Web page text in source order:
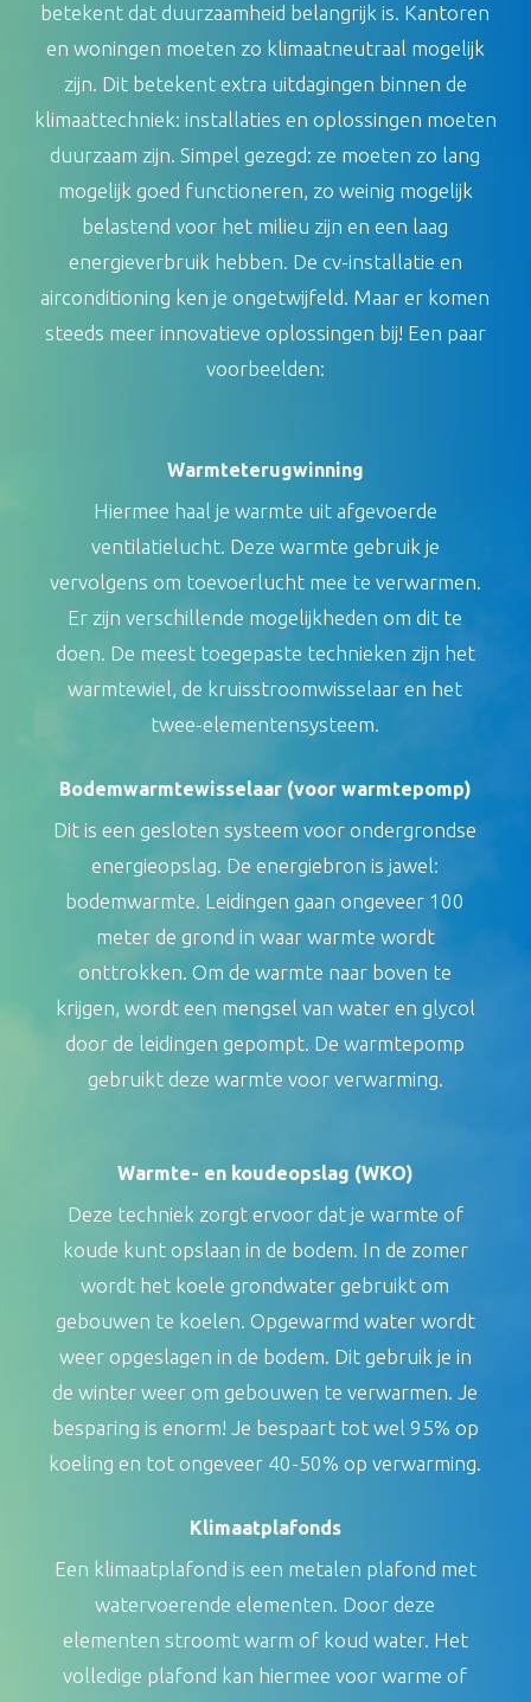
betekent dat duurzaamheid belangrijk is. Kantoren
en woningen moeten zo klimaatneutraal mogelijk
zijn. Dit betekent extra uitdagingen binnen de
klimaattechniek: installaties en oplossingen moeten
duurzaam zijn. Simpel gezegd: ze moeten zo lang
mogelijk goed functioneren, zo weinig mogelijk
belastend voor het milieu zijn en een laag
energieverbruik hebben. De cv-installatie en
airconditioning ken je ongetwijfeld. Maar er komen
steeds meer innovatieve oplossingen bij! Een paar
voorbeelden:
Warmteterugwinning
Hiermee haal je warmte uit afgevoerde
ventilatielucht. Deze warmte gebruik je
vervolgens om toevoerlucht mee te verwarmen.
Er zijn verschillende mogelijkheden om dit te
doen. De meest toegepaste technieken zijn het
warmtewiel, de kruisstroomwisselaar en het
twee-elementensysteem.
Bodemwarmtewisselaar (voor warmtepomp)
Dit is een gesloten systeem voor ondergrondse
energieopslag. De energiebron is jawel:
bodemwarmte. Leidingen gaan ongeveer 100
meter de grond in waar warmte wordt
onttrokken. Om de warmte naar boven te
krijgen, wordt een mengsel van water en glycol
door de leidingen gepompt. De warmtepomp
gebruikt deze warmte voor verwarming.
Warmte- en koudeopslag (WKO)
Deze techniek zorgt ervoor dat je warmte of
koude kunt opslaan in de bodem. In de zomer
wordt het koele grondwater gebruikt om
gebouwen te koelen. Opgewarmd water wordt
weer opgeslagen in de bodem. Dit gebruik je in
de winter weer om gebouwen te verwarmen. Je
besparing is enorm! Je bespaart tot wel 95% op
koeling en tot ongeveer 40-50% op verwarming.
Klimaatplafonds
Een klimaatplafond is een metalen plafond met
watervoerende elementen. Door deze
elementen stroomt warm of koud water. Het
volledige plafond kan hiermee voor warme of